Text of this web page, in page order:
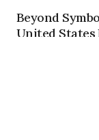
Beyond
United States